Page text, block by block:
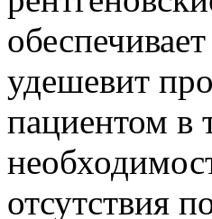
удешевит
пациентом в
отсутствия